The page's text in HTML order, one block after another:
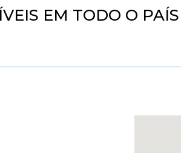
EM TODO O PAÍS